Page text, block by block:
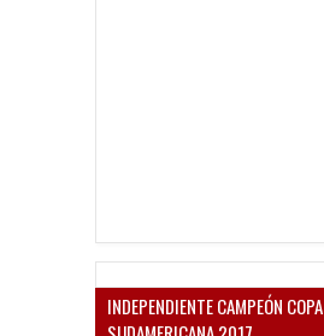
INDEPENDIENTE CAMPEÓN COPA